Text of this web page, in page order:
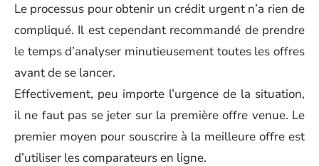
Le processus pour obtenir un crédit urgent n’a rien de
compliqué. Il est cependant recommandé de prendre
le temps d’analyser minutieusement toutes les offres
avant de se lancer.
Effectivement, peu importe l’urgence de la situation,
il ne faut pas se jeter sur la première offre venue. Le
premier moyen pour souscrire à la meilleure offre est
d’utiliser les comparateurs en ligne.